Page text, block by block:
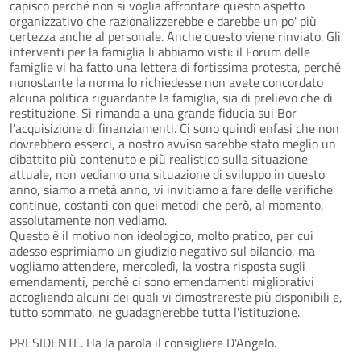
capisco perché non si voglia affrontare questo aspetto
organizzativo che razionalizzerebbe e darebbe un po' più
certezza anche al personale. Anche questo viene rinviato. Gli
interventi per la famiglia li abbiamo visti: il Forum delle
famiglie vi ha fatto una lettera di fortissima protesta, perché
nonostante la norma lo richiedesse non avete concordato
alcuna politica riguardante la famiglia, sia di prelievo che di
restituzione. Si rimanda a una grande fiducia sui Bor
l'acquisizione di finanziamenti. Ci sono quindi enfasi che non
dovrebbero esserci, a nostro avviso sarebbe stato meglio un
dibattito più contenuto e più realistico sulla situazione
attuale, non vediamo una situazione di sviluppo in questo
anno, siamo a metà anno, vi invitiamo a fare delle verifiche
continue, costanti con quei metodi che però, al momento,
assolutamente non vediamo.
Questo è il motivo non ideologico, molto pratico, per cui
adesso esprimiamo un giudizio negativo sul bilancio, ma
vogliamo attendere, mercoledì, la vostra risposta sugli
emendamenti, perché ci sono emendamenti migliorativi
accogliendo alcuni dei quali vi dimostrereste più disponibili e,
tutto sommato, ne guadagnerebbe tutta l'istituzione.
PRESIDENTE. Ha la parola il consigliere D'Angelo.